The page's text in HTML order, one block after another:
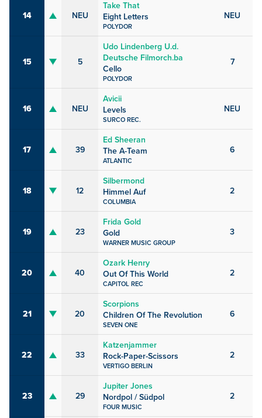
14 NEU
Take That
Eight Letters
POLYDOR
NEU
15 5
Udo Lindenberg U.d.
Deutsche Filmorch.ba
Cello
POLYDOR
7
16 NEU
Avicii
Levels
SURCO REC.
NEU
17 39
Ed Sheeran
The A-Team
ATLANTIC
6
18 12
Silbermond
Himmel Auf
COLUMBIA
2
19 23
Frida Gold
Gold
WARNER MUSIC GROUP
3
20 40
Ozark Henry
Out Of This World
CAPITOL REC
2
21 20
Scorpions
Children Of The Revolution
SEVEN ONE
6
22 33
Katzenjammer
Rock-Paper-Scissors
VERTIGO BERLIN
2
23 29
Jupiter Jones
Nordpol / Südpol
FOUR MUSIC
2